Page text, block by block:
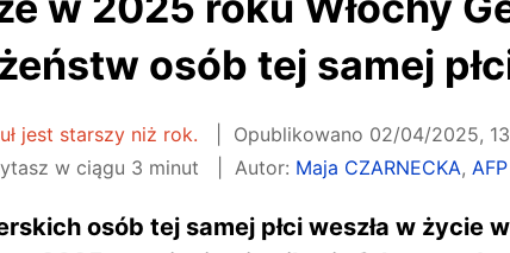
osób tej samej
jest starszy niż rok. Opublikowano 02/04/2025,
w ciągu 3 minut
Autor: Maja CZARNECKA,
osób tej samej płci weszła w życie